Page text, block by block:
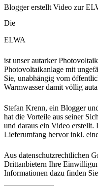
Blogger erstellt Video zur
Die
ELWA
ist unser autarker
Photovoltaikanlage mit
Sie, unabhängig vom
Warmwasser damit völlig
Stefan Krenn, ein Blogger
hat die Vorteile aus seiner
und daraus ein Video erstellt.
Lieferumfang hervor inkl.
Aus datenschutzrechtlichen
Drittanbietern Ihre
Informationen dazu finden